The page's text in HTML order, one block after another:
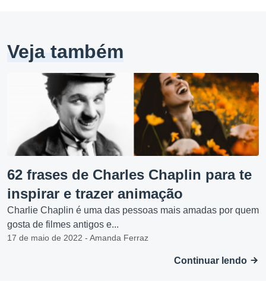
Veja também
62 frases de Charles Chaplin para te
inspirar e trazer animação
Charlie Chaplin é uma das pessoas mais amadas por quem
gosta de filmes antigos e...
17 de maio de 2022 - Amanda Ferraz
Continuar lendo